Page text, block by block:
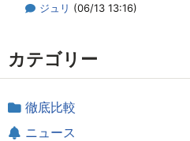
ジュリ (06/13 13:16)
カテゴリー
徹底比較
ニュース